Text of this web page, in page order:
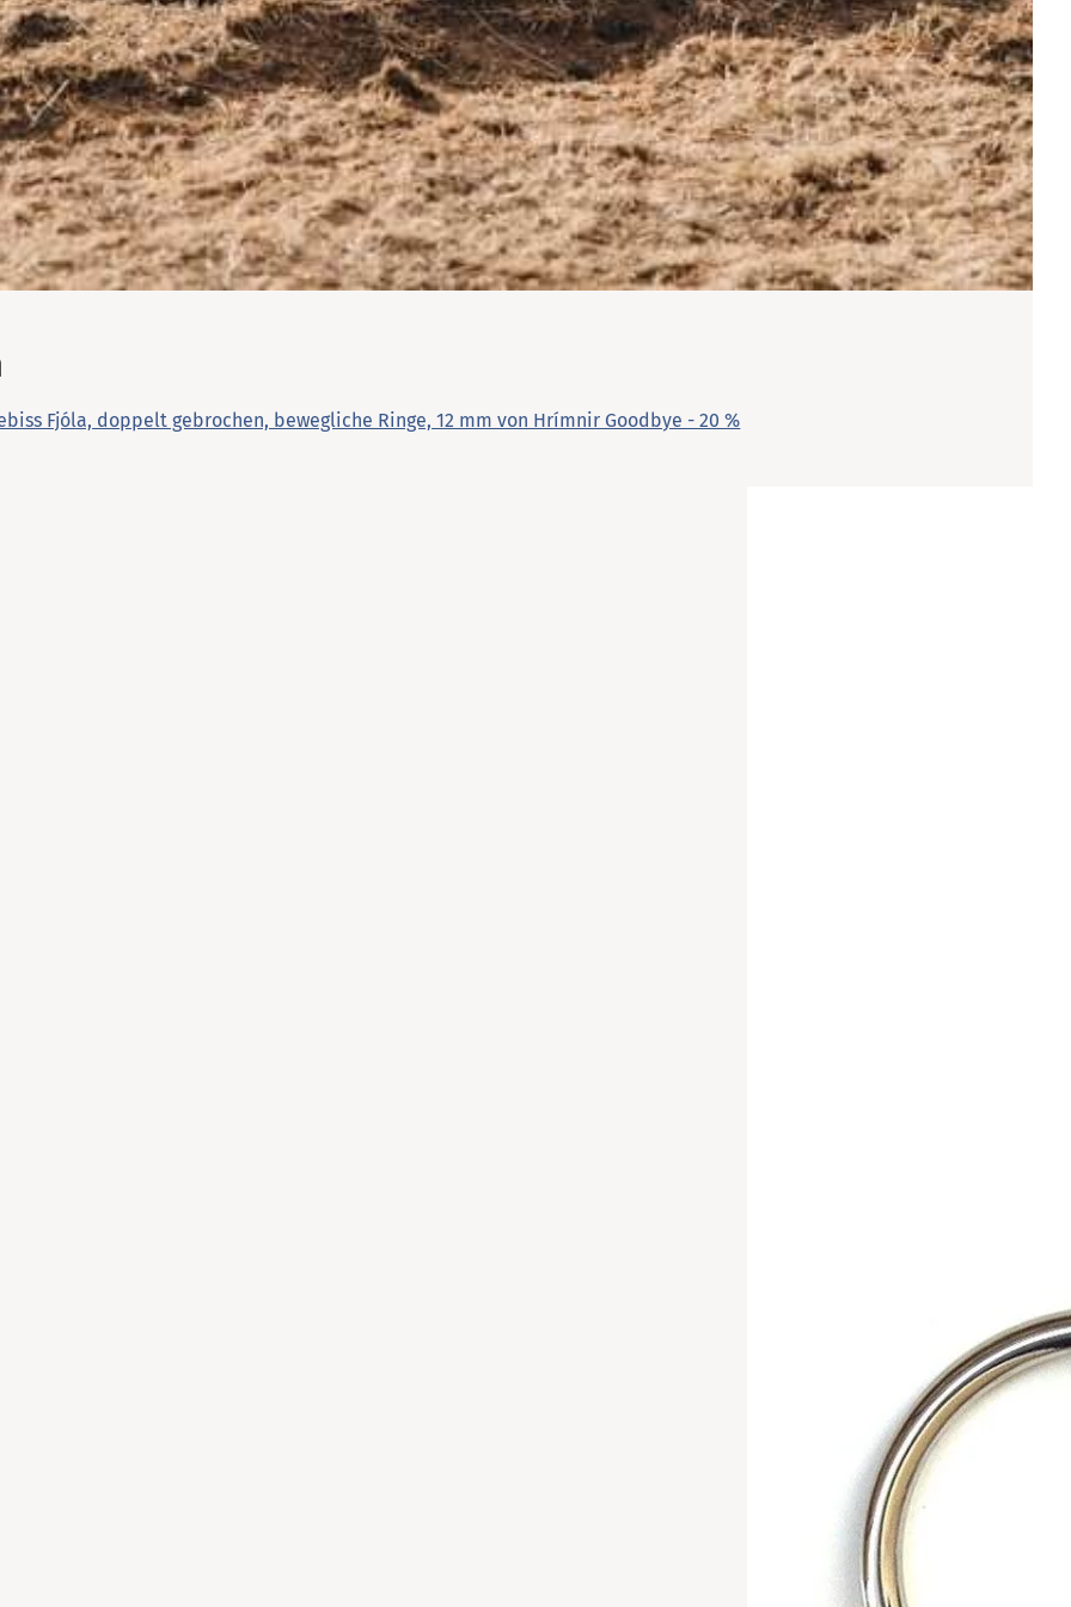
Fjóla, doppelt gebrochen, bewegliche Ringe, 12 mm von Hrímnir Goodbye - 20 %
Warenkorb ansehen
Weiter einkaufen
angezeigt werden.
Warenkorb schließen
Schließen